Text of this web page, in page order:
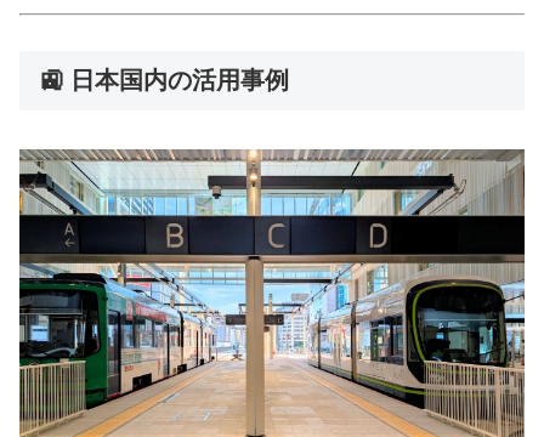
🚉 日本国内の活用事例